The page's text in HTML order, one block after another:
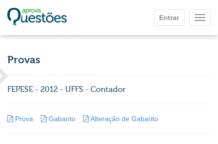
Entrar
Provas
FEPESE - 2012 - UFFS - Contador
Prova Gabarito Alteração de Gabarito